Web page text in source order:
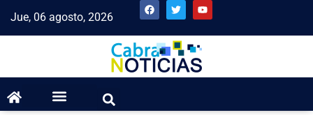
Jue, 06 agosto, 2026